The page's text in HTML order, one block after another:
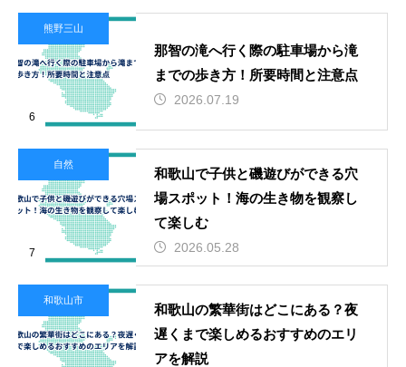
熊野三山
6
那智の滝へ行く際の駐車場から滝
までの歩き方！所要時間と注意点
2026.07.19
自然
7
和歌山で子供と磯遊びができる穴
場スポット！海の生き物を観察し
て楽しむ
2026.05.28
和歌山市
和歌山の繁華街はどこにある？夜
遅くまで楽しめるおすすめのエリ
アを解説